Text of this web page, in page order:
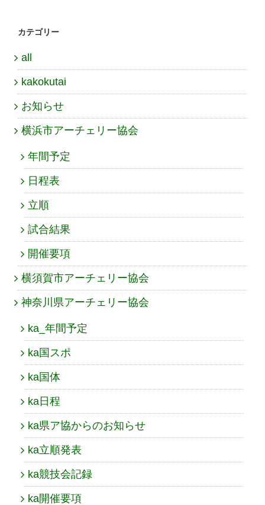
カテゴリー
all
kakokutai
お知らせ
横浜市アーチェリー協会
年間予定
日程表
立順
試合結果
開催要項
横須賀市アーチェリー協会
神奈川県アーチェリー協会
ka_年間予定
ka国スポ
ka国体
ka日程
ka県ア協からのお知らせ
ka立順発表
ka競技会記録
ka開催要項